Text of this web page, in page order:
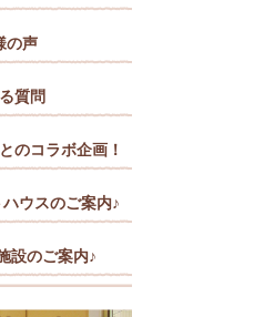
の声
質問
のコラボ企画！
ウスのご案内♪
設のご案内♪